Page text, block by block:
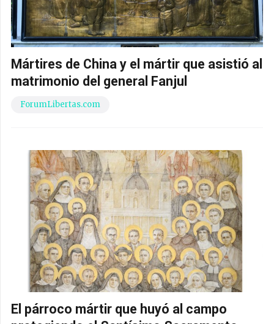
Mártires de China y el mártir que asistió al
matrimonio del general Fanjul
ForumLibertas.com
El párroco mártir que huyó al campo